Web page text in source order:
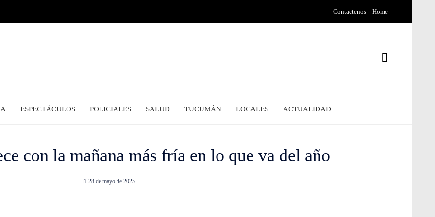
Contactenos Home
ESPECTÁCULOS POLICIALES SALUD TUCUMÁN LOCALES ACTUALIDAD
con la mañana más fría en lo que va del año
28 de mayo de 2025